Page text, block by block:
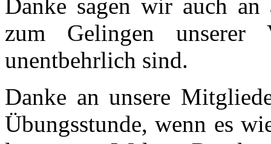
Danke sagen wir auch
zum Gelingen unserer
unentbehrlich sind.
Danke an unsere
Übungsstunde, wenn es